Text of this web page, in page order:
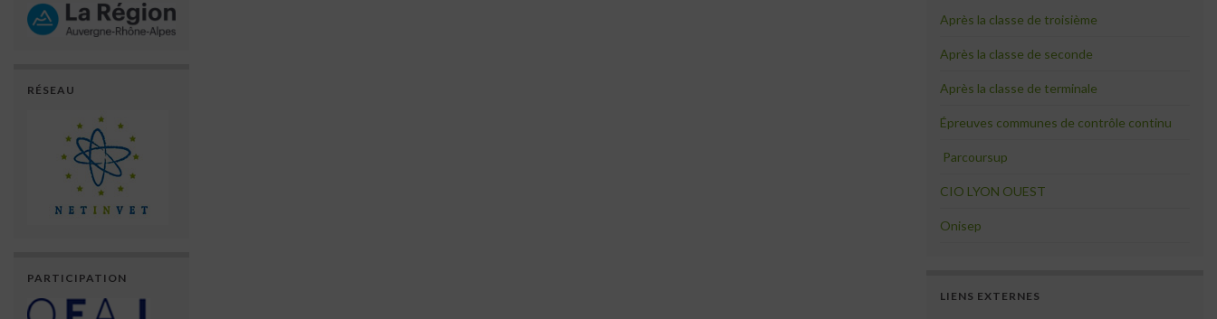
RÉSEAU
PARTICIPATION
Après la classe de troisième
Après la classe de seconde
Après la classe de terminale
Épreuves communes de contrôle continu
Parcoursup
CIO LYON OUEST
Onisep
LIENS EXTERNES